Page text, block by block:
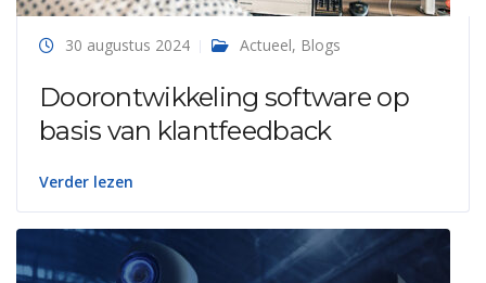
30 augustus 2024 Actueel, Blogs
Doorontwikkeling software op
basis van klantfeedback
Verder lezen